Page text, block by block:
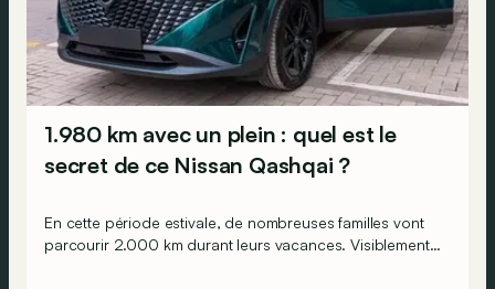
1.980 km avec un plein : quel est le
secret de ce Nissan Qashqai ?
En cette période estivale, de nombreuses familles vont
parcourir 2.000 km durant leurs vacances. Visiblement,